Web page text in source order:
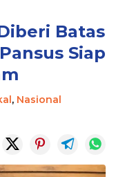
Batas
Siap
, Nasional